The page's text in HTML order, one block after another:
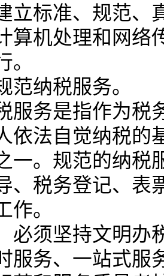
立标准、规范、
算机处理和网络
纳税服务。
服务是指作为税
依法自觉纳税的
一。规范的纳税
、税务登记、表
作。
须坚持文明办税
服务、一站式服